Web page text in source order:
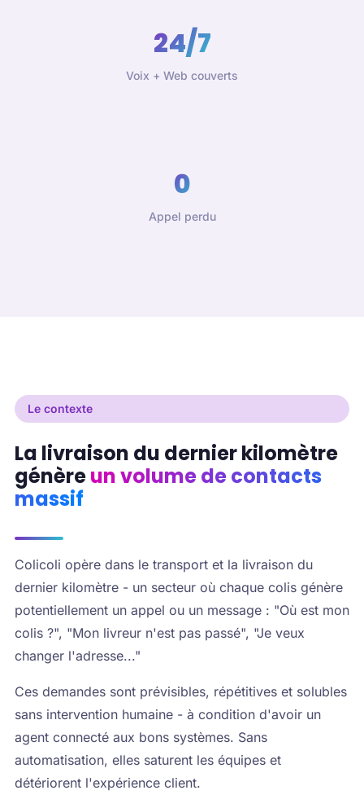
24/7
Voix + Web couverts
0
Appel perdu
Le contexte
La livraison du dernier kilomètre
génèreun volume de contacts
massif
Colicoli opère dans le transport et la livraison du
dernier kilomètre - un secteur où chaque colis génère
potentiellement un appel ou un message : "Où est mon
colis ?", "Mon livreur n'est pas passé", "Je veux
changer l'adresse..."
Ces demandes sont prévisibles, répétitives et solubles
sans intervention humaine - à condition d'avoir un
agent connecté aux bons systèmes. Sans
automatisation, elles saturent les équipes et
détériorent l'expérience client.